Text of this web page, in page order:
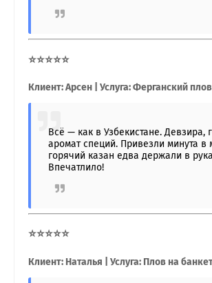
⭐⭐⭐⭐⭐
Клиент: Арсен | Услуга: Ферганский
Всё — как в Узбекистане. Девзира,
аромат специй. Привезли минута в
горячий казан едва держали в
Впечатлило!
⭐⭐⭐⭐⭐
Клиент: Наталья | Услуга: Плов на